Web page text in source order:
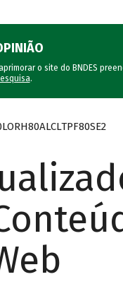
o site do BNDES
.